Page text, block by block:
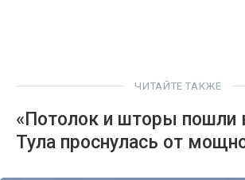
ЧИТАЙТЕ ТАКЖЕ
«Потолок и шторы пошли
Тула проснулась от